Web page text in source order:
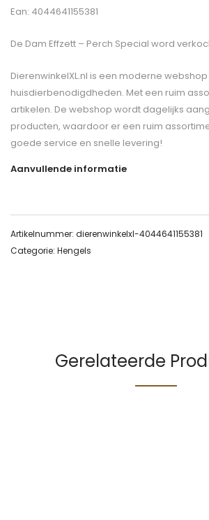
Ean: 4044641155381
De Dam Effzett – Perch Special word
DierenwinkelXL.nl is een moderne
huisdierbenodigdheden. Met een ruim
artikelen. De webshop wordt dagelijks
producten, waardoor er een ruim
goede service en snelle levering!
Aanvullende informatie
Artikelnummer: dierenwinkelxl-4044641155381
Categorie: Hengels
Gerelateerde